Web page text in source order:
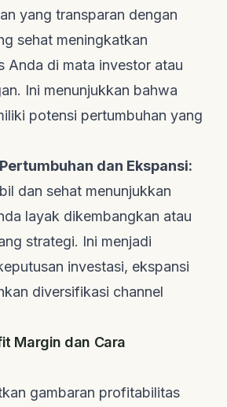
yang transparan dengan
sehat meningkatkan
Anda di mata investor atau
Ini menunjukkan bahwa
potensi pertumbuhan yang
dan Ekspansi:
dan sehat menunjukkan
layak dikembangkan atau
strategi. Ini menjadi
investasi, ekspansi
diversifikasi channel
Margin dan Cara
gambaran profitabilitas